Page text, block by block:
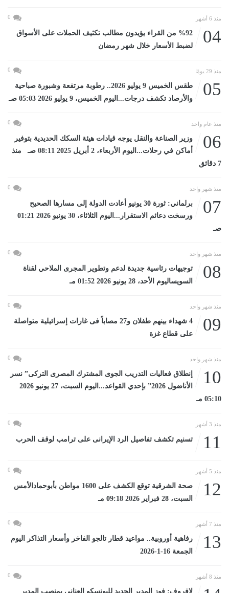
منذ 6 أشهر 0
04
%92 من القراء يؤيدون مطالب تكثيف الحملات على الأسواق
لضبط الأسعار خلال شهر رمضان
منذ 29 يومًا 0
05
طقس الخميس 9 يوليو 2026.. رطوبة مرتفعة وشبورة صباحية
والأرصاد تكشف درجات...اليوم الخميس، 9 يوليو 2026 05:03 صـ
منذ عام واحد 0
06
وزير الصناعة والنقل يوجه قيادات هيئة السكك الحديدية بتوفير
أماكن في رحلات...اليوم الأربعاء، 2 أبريل 2025 08:11 صـ منذ
7 دقائق
منذ شهر واحد 0
07
برلماني: ثورة 30 يونيو أعادت الدولة إلى مسارها الصحيح
ورسخت دعائم الاستقرار...اليوم الثلاثاء، 30 يونيو 2026 01:21
صـ
منذ شهر واحد 0
08
توجيهات رئاسية جديدة لدعم وتطوير المجرى الملاحي لقناة
السويساليوم الأحد، 28 يونيو 2026 01:52 مـ
منذ شهر واحد 0
09
4 شهداء بينهم طفلان و27 مصاباً فى غارات إسرائيلية متواصلة
على قطاع غزة
منذ شهر واحد 0
10
إنطلاق فعاليات التدريب الجوى المشترك المصرى التركى” نسر
الأناضول 2026” بإحدي القواعد...اليوم السبت، 27 يونيو 2026
05:10 مـ
منذ 3 أشهر 0
11 تسنيم تكشف تفاصيل الرد الإيرانى على ترامب لوقف الحرب
منذ 5 أشهر 0
12
صحة الشرقية توقع الكشف على 1600 مواطن بأبوحمادالأمس
السبت، 28 فبراير 2026 09:18 مـ
منذ 7 أشهر 0
13
رفاهية أوروبية.. مواعيد قطار تالجو الفاخر وأسعار التذاكر اليوم
الجمعة 16-1-2026
منذ 8 أشهر 0
لافروف: فوز المدير الجديد لليونسكو العنانى بمنصب المدير